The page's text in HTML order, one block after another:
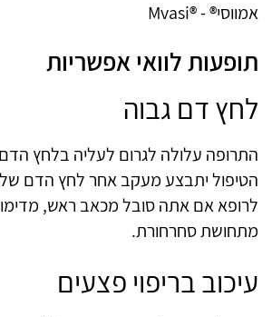
אמווסי® - ®Mvasi
תופעות לוואי אפשריות
לחץ דם גבוה
התרופה עלולה לגרום לעליה בלחץ
הטיפול יתבצע מעקב אחר לחץ הדם
לרופא אם אתה סובל מכאב ראש,
מתחושת סחרחורת.
עיכוב בריפוי פצעים